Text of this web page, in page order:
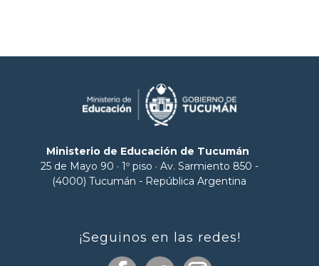
Ministerio de Educación de Tucumán
25 de Mayo 90 · 1º piso · Av. Sarmiento 850 -
(4000) Tucumán - República Argentina
¡Seguinos en las redes!